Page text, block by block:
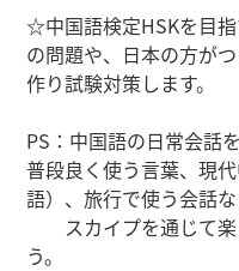
☆中国語検定HSKを目
の問題や、日本の方が
作り試験対策します。
PS：中国語の日常会話
普段良く使う言葉、現
語）、旅行で使う会話
スカイプを通じて楽
う。